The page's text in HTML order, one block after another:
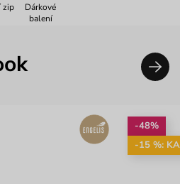
zip
Dárkové
balení
-48%
-15 %: